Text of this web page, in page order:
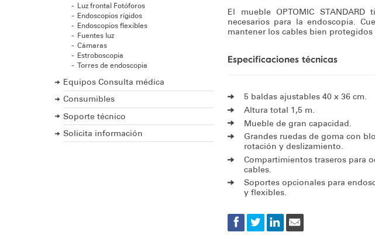
Luz frontal Fotóforos
Endoscopios rígidos
Endoscopios flexibles
Fuentes luz
Cámaras
Estroboscopia
Torres de endoscopia
Equipos Consulta médica
Consumibles
Soporte técnico
Solicita información
El mueble OPTOMIC
necesarios para la endoscopia.
mantener los cables bien
Especificaciones técnicas
5 baldas ajustables 40 x 36 cm.
Altura total 1,5 m.
Mueble de gran capacidad.
Grandes ruedas de goma con
rotación y deslizamiento.
Compartimientos traseros para
cables.
Soportes opcionales para
y flexibles.